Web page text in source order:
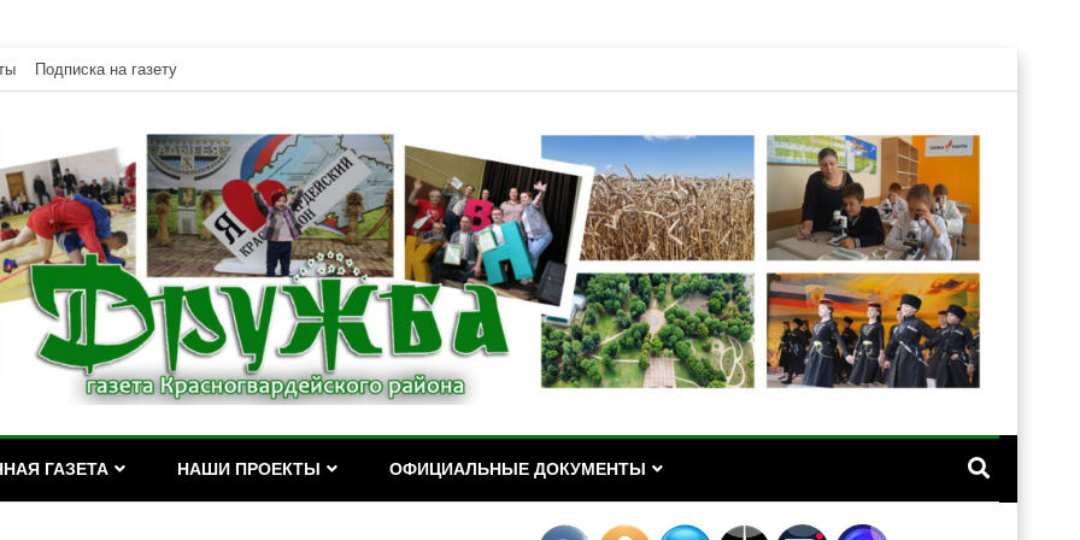
Подписка на газету
района РА
ГАЗЕТА НАШИ ПРОЕКТЫ ОФИЦИАЛЬНЫЕ ДОКУМЕНТЫ